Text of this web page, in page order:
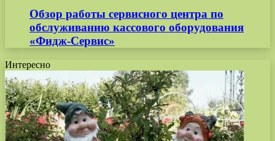
Обзор работы сервисного центра по
обслуживанию кассового оборудования
«Фидж-Сервис»
Интересно